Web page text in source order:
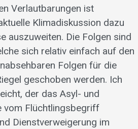
Verlautbarungen ist
Klimadiskussion dazu
auszuweiten. Die Folgen sind
sich relativ einfach auf den
Folgen für die
geschoben werden. Ich
der das Asyl- und
vom Flüchtlingsbegriff
Dienst­verweigerung im